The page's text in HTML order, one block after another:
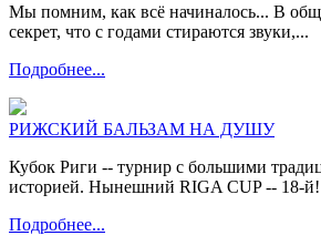
Мы помним, как всё начиналось... В
секрет, что с годами стираются звуки,...
Подробнее...
РИЖСКИЙ БАЛЬЗАМ НА ДУШУ
Кубок Риги -- турнир с большими
историей. Нынешний RIGA CUP -- 18-
Подробнее...